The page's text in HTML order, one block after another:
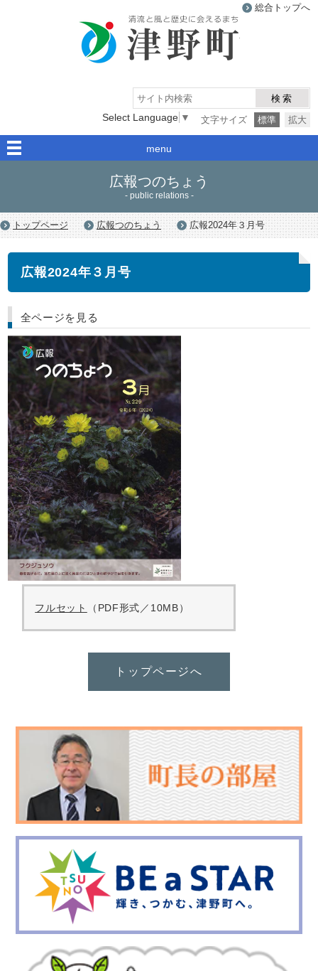
総合トップへ
検索
文字サイズ
標準 拡大
Select Language ▼
menu
広報つのちょう
- public relations -
トップページ 広報つのちょう 広報2024年３月号
広報2024年３月号
全ページを見る
フルセット （PDF形式／10MB）
トップページへ